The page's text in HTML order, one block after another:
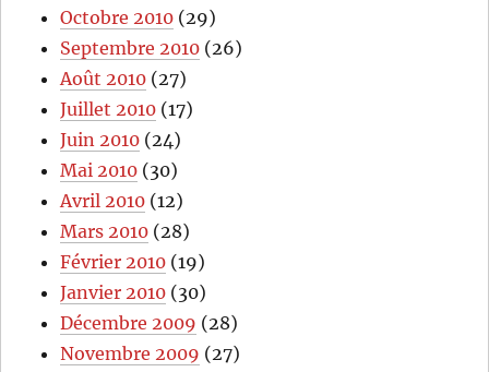
Octobre 2010 (29)
Septembre 2010 (26)
Août 2010 (27)
Juillet 2010 (17)
Juin 2010 (24)
Mai 2010 (30)
Avril 2010 (12)
Mars 2010 (28)
Février 2010 (19)
Janvier 2010 (30)
Décembre 2009 (28)
Novembre 2009 (27)